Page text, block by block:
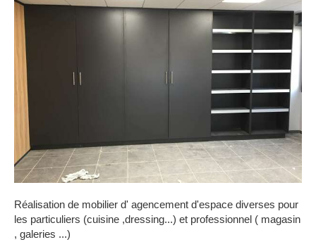
Réalisation de mobilier d' agencement d'espace diverses pour
les particuliers (cuisine ,dressing...) et professionnel ( magasin
, galeries ...)